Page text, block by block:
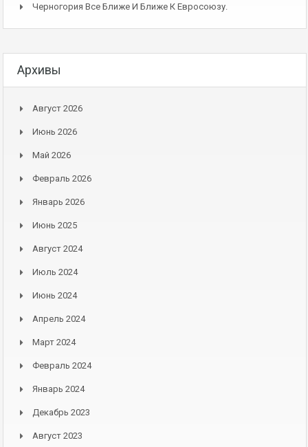
Черногория Все Ближе И Ближе К Евросоюзу.
Архивы
Август 2026
Июнь 2026
Май 2026
Февраль 2026
Январь 2026
Июнь 2025
Август 2024
Июль 2024
Июнь 2024
Апрель 2024
Март 2024
Февраль 2024
Январь 2024
Декабрь 2023
Август 2023